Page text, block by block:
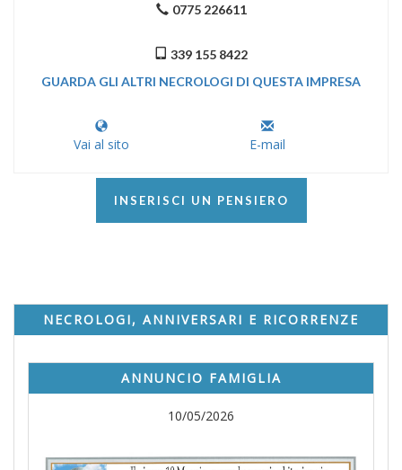
0775 226611
339 155 8422
GUARDA GLI ALTRI NECROLOGI DI QUESTA IMPRESA
Vai al sito E-mail
INSERISCI UN PENSIERO
NECROLOGI, ANNIVERSARI E RICORRENZE
ANNUNCIO FAMIGLIA
10/05/2026